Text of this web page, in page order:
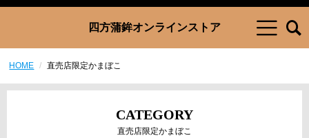
四方蒲鉾オンラインストア
HOME 直売店限定かまぼこ
CATEGORY
直売店限定かまぼこ